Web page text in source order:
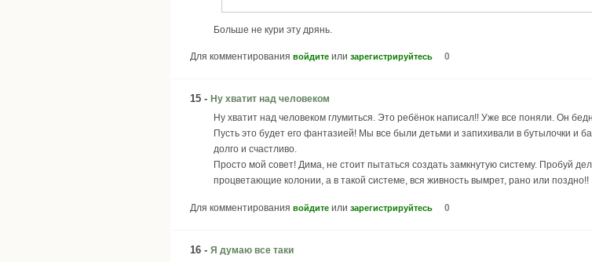
Больше не кури эту дрянь.
Для комментирования войдите или зарегистрируйтесь 0
15 - Ну хватит над человеком
Ну хватит над человеком глумиться. Это ребёнок написал!! Уже все поняли. Он
Пусть это будет его фантазией! Мы все были детьми и запихивали в бутылочки и
долго и счастливо.
Просто мой совет! Дима, не стоит пытаться создать замкнутую систему. Пробуй
процветающие колонии, а в такой системе, вся живность вымрет, рано или поздно!!
Для комментирования войдите или зарегистрируйтесь 0
16 - Я думаю все таки